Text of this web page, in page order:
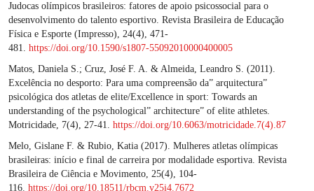
Judocas olímpicos brasileiros: fatores de apoio psicossocial para o
desenvolvimento do talento esportivo. Revista Brasileira de Educação
Física e Esporte (Impresso), 24(4), 471-
481. https://doi.org/10.1590/s1807-55092010000400005
Matos, Daniela S.; Cruz, José F. A. & Almeida, Leandro S. (2011).
Excelência no desporto: Para uma compreensão da” arquitectura”
psicológica dos atletas de elite/Excellence in sport: Towards an
understanding of the psychological” architecture” of elite athletes.
Motricidade, 7(4), 27-41. https://doi.org/10.6063/motricidade.7(4).87
Melo, Gislane F. & Rubio, Katia (2017). Mulheres atletas olímpicas
brasileiras: início e final de carreira por modalidade esportiva. Revista
Brasileira de Ciência e Movimento, 25(4), 104-
116. https://doi.org/10.18511/rbcm.v25i4.7672